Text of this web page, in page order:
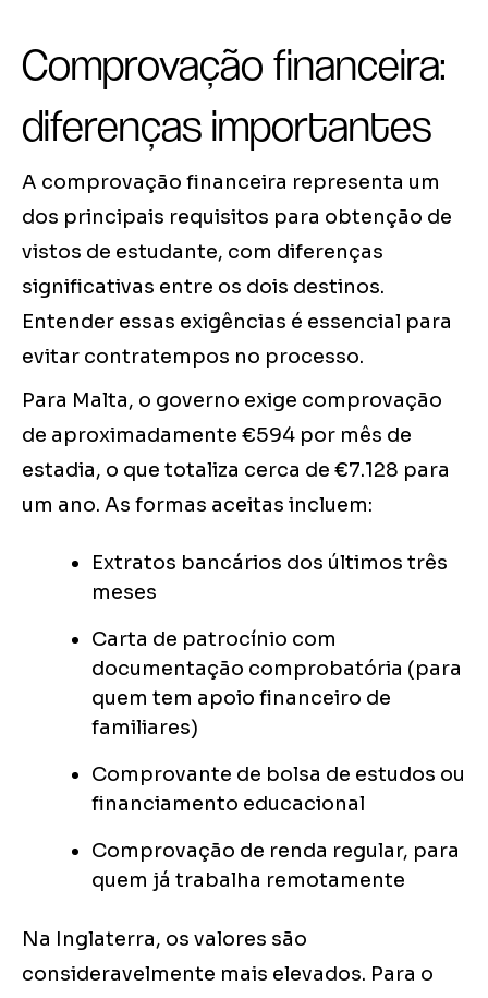
Comprovação financeira:
diferenças importantes
A comprovação financeira representa um
dos principais requisitos para obtenção de
vistos de estudante, com diferenças
significativas entre os dois destinos.
Entender essas exigências é essencial para
evitar contratempos no processo.
Para Malta, o governo exige comprovação
de aproximadamente €594 por mês de
estadia, o que totaliza cerca de €7.128 para
um ano. As formas aceitas incluem:
Extratos bancários dos últimos três
meses
Carta de patrocínio com
documentação comprobatória (para
quem tem apoio financeiro de
familiares)
Comprovante de bolsa de estudos ou
financiamento educacional
Comprovação de renda regular, para
quem já trabalha remotamente
Na Inglaterra, os valores são
consideravelmente mais elevados. Para o